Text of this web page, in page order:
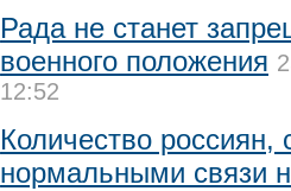
Рада не станет
военного положения
12:52
Количество
нормальными связи